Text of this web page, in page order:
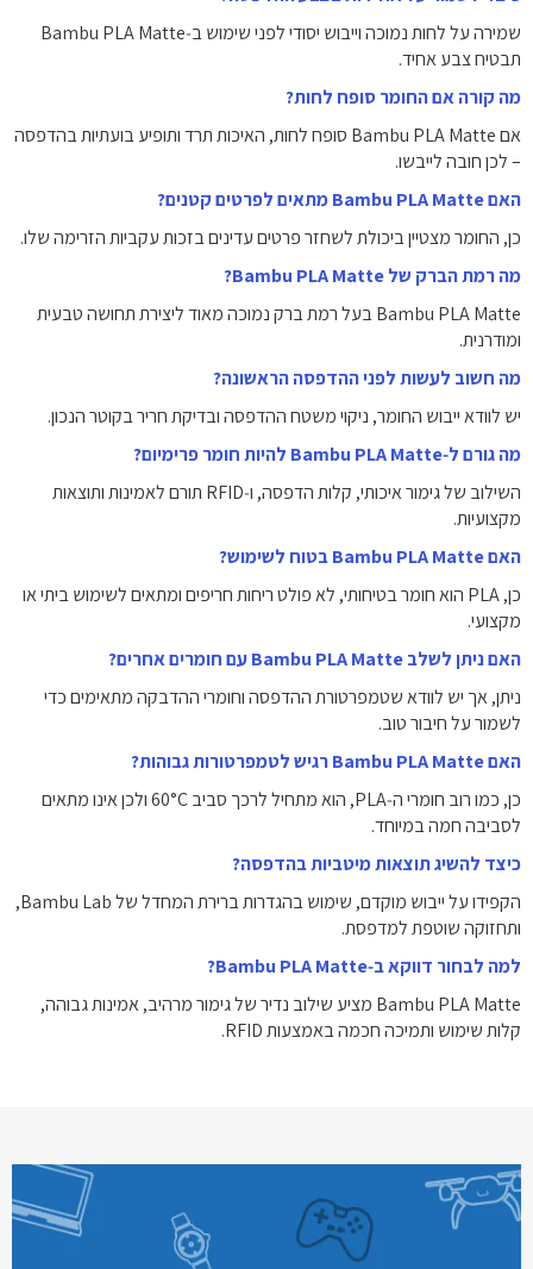
‏שמירה על לחות נמוכה וייבוש יסודי לפני שימוש ב‑Bambu PLA Matte
תבטיח צבע אחיד.
מה קורה אם החומר סופח לחות?
‏אם ‏Bambu PLA Matte סופח לחות, האיכות תרד ותופיע בועתיות בהדפסה
– לכן חובה לייבשו.
האם ‏Bambu PLA Matte מתאים לפרטים קטנים?
‏כן, החומר מצטיין ביכולת לשחזר פרטים עדינים בזכות עקביות הזרימה שלו.
מה רמת הברק של ‏Bambu PLA Matte?
‏Bambu PLA Matte בעל רמת ברק נמוכה מאוד ליצירת תחושה טבעית
ומודרנית.
מה חשוב לעשות לפני ההדפסה הראשונה?
‏יש לוודא ייבוש החומר, ניקוי משטח ההדפסה ובדיקת חריר בקוטר הנכון.
מה גורם ל‑Bambu PLA Matte להיות חומר פרימיום?
‏השילוב של גימור איכותי, קלות הדפסה, ו‑RFID תורם לאמינות ותוצאות
מקצועיות.
האם ‏Bambu PLA Matte בטוח לשימוש?
‏כן, PLA הוא חומר בטיחותי, לא פולט ריחות חריפים ומתאים לשימוש ביתי או
מקצועי.
האם ניתן לשלב ‏Bambu PLA Matte עם חומרים אחרים?
‏ניתן, אך יש לוודא שטמפרטורת ההדפסה וחומרי ההדבקה מתאימים כדי
לשמור על חיבור טוב.
האם ‏Bambu PLA Matte רגיש לטמפרטורות גבוהות?
‏כן, כמו רוב חומרי ה‑PLA, הוא מתחיל לרכך סביב ‎60°C‎ ולכן אינו מתאים
לסביבה חמה במיוחד.
כיצד להשיג תוצאות מיטביות בהדפסה?
‏הקפידו על ייבוש מוקדם, שימוש בהגדרות ברירת המחדל של ‏Bambu Lab,
ותחזוקה שוטפת למדפסת.
למה לבחור דווקא ב‑Bambu PLA Matte?
‏Bambu PLA Matte מציע שילוב נדיר של גימור מרהיב, אמינות גבוהה,
קלות שימוש ותמיכה חכמה באמצעות RFID.